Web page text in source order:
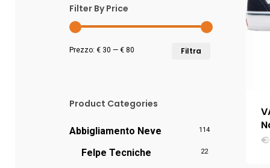
Filter By Price
Filtra
Prezzo: € 30 — € 80
Product Categories
Abbigliamento Neve 114
Felpe Tecniche 22
€